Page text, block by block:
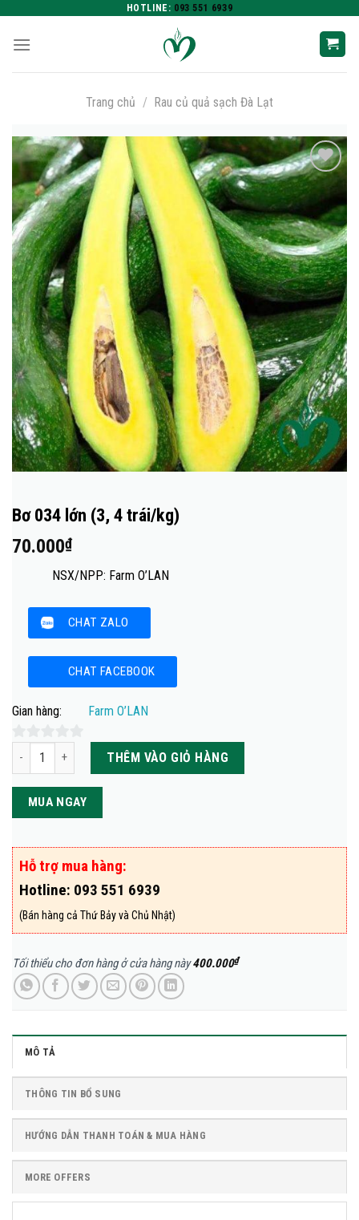
content
HOTLINE: 093 551 6939
Trang chủ / Rau củ quả sạch Đà Lạt
Add to
wishlist
Bơ 034 lớn (3, 4 trái/kg)
70.000₫
NSX/NPP: Farm O’LAN
CHAT ZALO
CHAT FACEBOOK
Gian hàng: Farm O’LAN
of
Bơ 034 lớn (3, 4 trái/kg) số lượngTHÊM VÀO GIỎ HÀNG
MUA NGAY
Hỗ trợ mua hàng:
Hotline: 093 551 6939
(Bán hàng cả Thứ Bảy và Chủ Nhật)
Tối thiểu cho đơn hàng ở cửa hàng này400.000₫
MÔ TẢ
THÔNG TIN BỔ SUNG
HƯỚNG DẪN THANH TOÁN & MUA HÀNG
MORE OFFERS